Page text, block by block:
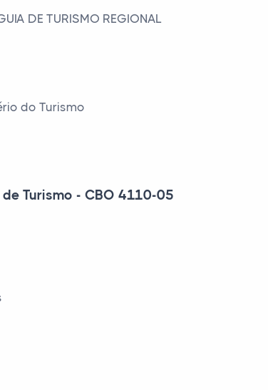
DE TURISMO REGIONAL
do Turismo
Turismo - CBO 4110-05